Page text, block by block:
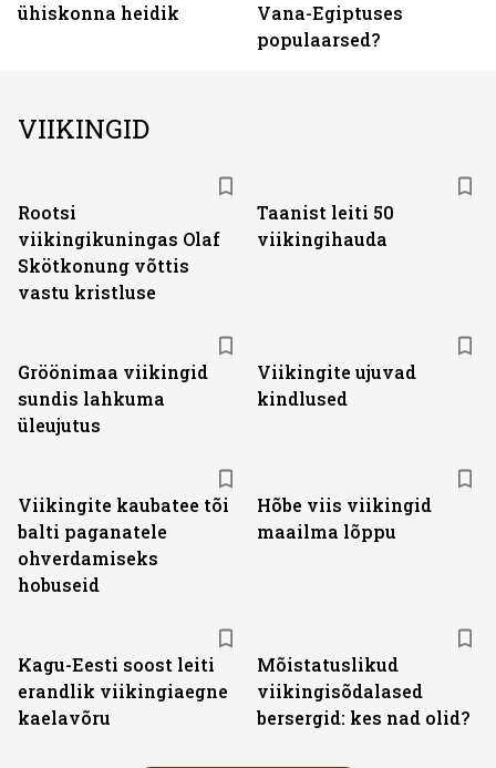
ühiskonna heidik
Vana-Egiptuses
populaarsed?
VIIKINGID
Rootsi
viikingikuningas Olaf
Skötkonung võttis
vastu kristluse
Taanist leiti 50
viikingihauda
Gröönimaa viikingid
sundis lahkuma
üleujutus
Viikingite ujuvad
kindlused
Viikingite kaubatee tõi
balti paganatele
ohverdamiseks
hobuseid
Hõbe viis viikingid
maailma lõppu
Kagu-Eesti soost leiti
erandlik viikingiaegne
kaelavõru
Mõistatuslikud
viikingisõdalased
bersergid: kes nad olid?